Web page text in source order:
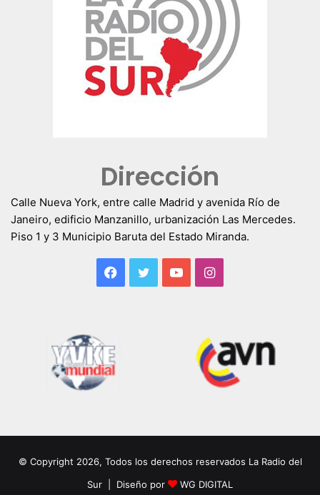
Dirección
Calle Nueva York, entre calle Madrid y avenida Río de
Janeiro, edificio Manzanillo, urbanización Las Mercedes.
Piso 1 y 3 Municipio Baruta del Estado Miranda.
Facebook
TwitterYouTubeInstagram
© Copyright 2026, Todos los derechos reservados La Radio del
Sur | Diseño por
WG DIGITAL